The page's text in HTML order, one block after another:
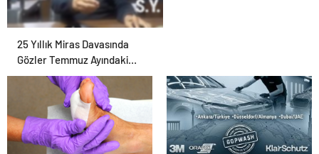
25 Yıllık Miras Davasında
Gözler Temmuz Ayındaki
Karar Duruşmasına Çevrildi